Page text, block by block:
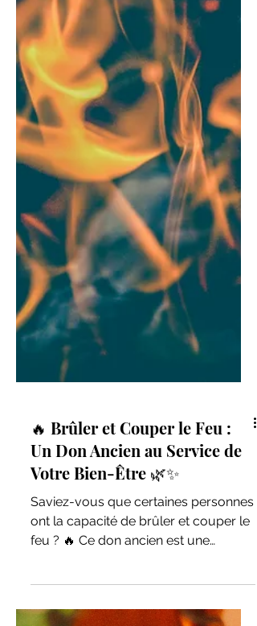
🔥 Brûler et Couper le Feu :
Votre Bien-Être 🌿✨
Saviez-vous que certaines personnes